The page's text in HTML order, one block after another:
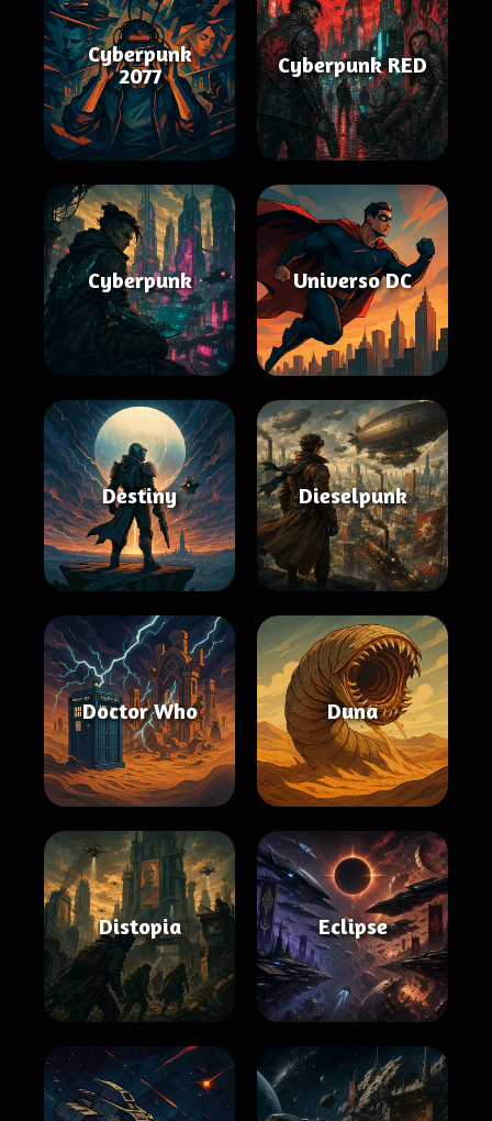
Cyberpunk
2077
Cyberpunk RED
Cyberpunk Universo DC
Destiny Dieselpunk
Doctor Who Duna
Distopia Eclipse